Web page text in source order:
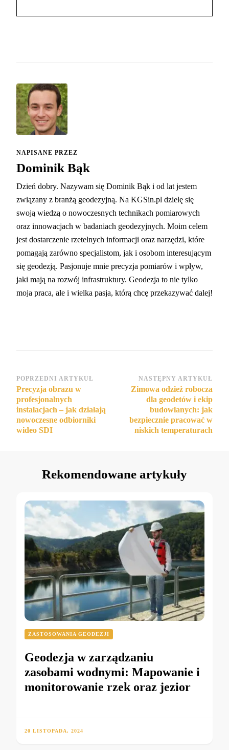
NAPISANE PRZEZ
Dominik Bąk
Dzień dobry. Nazywam się Dominik Bąk i od lat jestem
związany z branżą geodezyjną. Na KGSin.pl dzielę się
swoją wiedzą o nowoczesnych technikach pomiarowych
oraz innowacjach w badaniach geodezyjnych. Moim celem
jest dostarczenie rzetelnych informacji oraz narzędzi, które
pomagają zarówno specjalistom, jak i osobom interesującym
się geodezją. Pasjonuje mnie precyzja pomiarów i wpływ,
jaki mają na rozwój infrastruktury. Geodezja to nie tylko
moja praca, ale i wielka pasja, którą chcę przekazywać dalej!
Nawigacja
wpisu
POPRZEDNI ARTYKUŁ
Precyzja obrazu w
profesjonalnych
instalacjach – jak działają
nowoczesne odbiorniki
wideo SDI
NASTĘPNY ARTYKUŁ
Zimowa odzież robocza
dla geodetów i ekip
budowlanych: jak
bezpiecznie pracować w
niskich temperaturach
Rekomendowane artykuły
ZASTOSOWANIA GEODEZJI
Geodezja w zarządzaniu
zasobami wodnymi: Mapowanie i
monitorowanie rzek oraz jezior
20 LISTOPADA, 2024